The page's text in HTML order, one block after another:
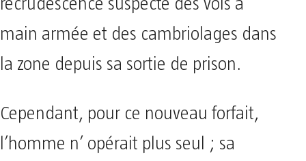
recrudescence suspecte des vols à
main armée et des cambriolages dans
la zone depuis sa sortie de prison.
Cependant, pour ce nouveau forfait,
l’homme n’ opérait plus seul ; sa